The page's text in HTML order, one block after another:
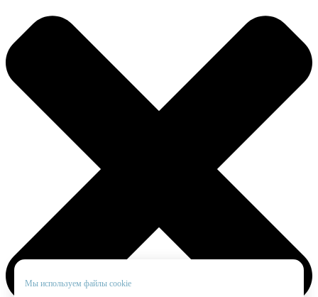
Мы используем файлы cookie